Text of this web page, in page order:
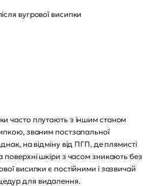
вугрової висипки
часто плутають з іншим станом
званим постзапальної
на відміну від ПГП, де плямисті
поверхні шкіри з часом зникають без
висипки є постійними і зазвичай
для видалення.